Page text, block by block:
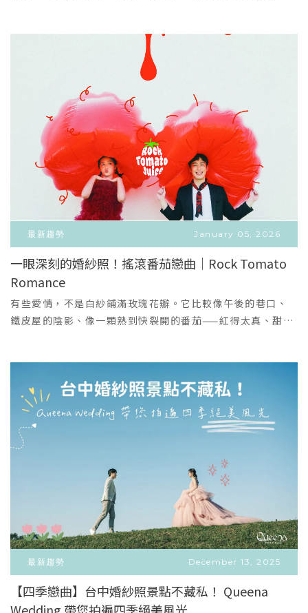
全套貼心服務 ｜ 明星級歡樂引導帶長輩出門、帶毛孩棚拍、
或是挺著孕肚會緊張嗎？別擔心！昆娜擁有專屬門市助理替
妳打理與提醒所有預約排程～拍攝現場由專業攝影團隊歡樂
引導，教你們擺拍、逗你們微笑，長輩不尷尬、毛孩不失
控、媽咪最安心，只要帶著放鬆的心情就好囉！📸 專屬故事
劇本 ｜ 一對一攝影溝通即使是全家福也不會輕忽照片可訴說
的故事性，拒絕複製貼上的死板排排站。拍攝前，攝影師與
你一對一溝通，針對你們的家庭互動、孕期心情或毛孩個
性，親自為你們編寫專屬的拍攝腳本，讓照片像一部日常電
影，安靜、留白，卻充滿細節與溫度。👗 禮服修改完美合身
｜ 專屬顧問版型諮詢不用等到結婚，此刻的你與家人就值得
最好！專屬禮服顧問會依據妳的身形、孕期週數與氣質彈性
推薦，並在獨立包廂內貼心服務，替妳快速找到那件命定
（The One）的高級質感。本月預約諮詢｜每日限量兩組體
驗精緻婚紗(體驗以媽媽為主)現在透過線上預約來店，除了現
場體驗命定婚紗，更可直接享有昆娜頂級聯名品牌專屬優
惠：國際鑽戒：I-Primo、Diamond F人氣精緻喜餅：花神
一諮詢時段 )
方案內的禮服都有包含全區手工單品的婚紗禮服，拍照手工
單品是1F一整個區域的禮服可以挑選；宴客手工單品是3F一
整層樓的婚紗可供挑選唷！禮服數量可以說是非常多！因此
不用擔心挑不到喜歡的禮服。若對於禮服有要求設計或質感
的貴賓，我們也有提供「2F國際品牌區」，裡面蒐羅了昆娜
從11支國際品牌精選的婚紗禮服，從經典的「優雅蕾絲白
紗」到「氣勢王妃奢華大長襬白紗」在我們館內都可以看
到，品牌區的婚紗就需要看各個品牌定價唷！若擔心太爆預
算，也歡迎先提供可接受的金額給您的禮服顧問，在預算內
為您挑選到最完美的婚紗♡Q：我在網路上看到傳統婚紗店很
多消費都不透明、強迫推銷，很擔心怎麼辦？A：昆娜不會！
我們最大的願望是協助新人開心地完成人生大事，加價跟收
取金額之前都會再特別跟您說明一次，不用擔心突如其來的
消費🤍我們家禮服真的很多很漂亮，也不會做強迫推銷唷～
放心的預約吧！Q：我不需要拍照服務 / 已經在別的地方拍
完，只要宴客禮服 / 婚攝新秘？A：沒問題！那就是我們「單
租禮服」的服務喔。單租禮服為完全預約制，因為需要幫您
擇哪一種方案，在昆娜，妳都能擁有最頂級、安心的籌備體
驗：專屬腳本企劃：想拍出故事感？跟攝影師一對一溝通
後，我們為妳寫出專屬的拍攝劇本，拒絕複製貼上的婚紗
照！明星級拍攝引導：不用擔心不會擺 Pose，攝影師歡樂引
導，教妳眼神、逗妳微笑，讓拍照變成一場好玩的約會，情
緒價值給滿滿 <3專業禮服顧問：妳不是難搞，只是值得更
好！從版型、剪裁、到宴客場地背板搭配，顧問用專業替妳
快速找到命定款 "The One"婚紗一條龍：從拍婚紗到拿宴客
禮服，所有繁瑣細節由專屬顧問提醒所有預約，妳負責美美
出席就好昆娜高級手工婚紗｜東方女性的命定剪裁不敢說最
好，只敢說更好！為什麼我們對禮服這麼有自信？對禮服挑
剔的妳，在昆娜絕對能滿足所有想像：精選 11 支國際頂級品
牌：禮服回台特別針對東方女性身形設計調整版型依身形客
光在午後慢慢移動，時間彷彿被放慢，留下的是兩個人最真
實的狀態。我們拍你低頭整理花束的瞬間、他伸出手卻還沒
握住的那一秒，那些說不出口的情感。一種很「鹽系」的
美。一點點甜膩、張揚，在多年後回看時，覺得心裡一暖。
Less pose, more feeling.Simple, calm, and
timeless.如果你也嚮往這樣的婚紗照——像一部日常電影，
安靜、留白，卻把愛拍得很深。那麼，這就是屬於你們的風
＋
最新趨勢 January 05, 2026
一眼深刻的婚紗照！搖滾番茄戀曲｜Rock Tomato
Romance
有些愛情，不是白紗鋪滿玫瑰花瓣。它比較像午後的巷口、
鐵皮屋的陰影、像一顆熟到快裂開的番茄——紅得太真、甜得
頂、草地、斜坡上，用力愛過、用力生活的樣子。復古台灣
的街景，不是背景，而是愛情的證人。斑駁磁磚、鐵窗、屋
瓦、電線，全都在說同一句話：「婚紗照不是演給誰看，從
頭到尾都來真的！」搖滾番茄，是不乖的新娘宣言🍅🍅🍅紅
色，在鏡頭裡，不是喜氣，是叛逆！像番茄一樣——juicy,
bold, unapologetic.它代表的是：不收斂的情感、不修飾
的快樂、不怕被看見的真心。你們可以穿得不典型、姿勢不
端正、笑得太大聲、坐得太隨性。不是為了誰而成為新娘：
正在感受、正在選擇、正在愛的女人。想要浪漫，但不想落
入公式；想要被記錄，但不想被定義。“I’m not
pretending to be in love.I am in love.”一組會越看越
有味道的婚紗照十年後再翻開，你不會只記得「那天穿什
麼」。你會記得：那條街的風、那顆番茄的紅、那個夏天你
VIEW MORE
最新趨勢 December 13, 2025
【四季戀曲】台中婚紗照景點不藏私！ Queena